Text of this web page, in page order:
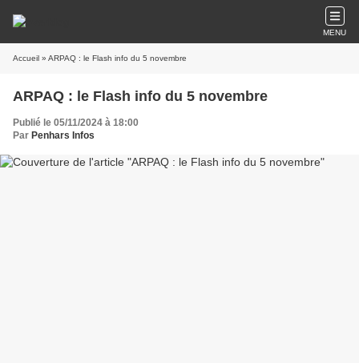
MENU
Accueil » ARPAQ : le Flash info du 5 novembre
ARPAQ : le Flash info du 5 novembre
Publié le 05/11/2024 à 18:00
Par Penhars Infos